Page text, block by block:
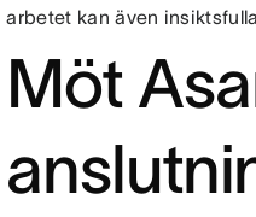
arbetet kan även
Möt